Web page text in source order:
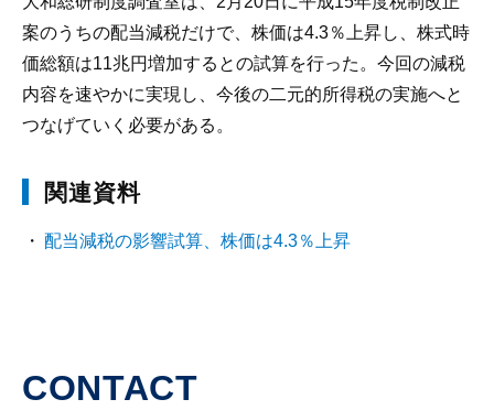
案のうちの配当減税だけで、株価は4.3％上昇し、株式時
価総額は11兆円増加するとの試算を行った。今回の減税
内容を速やかに実現し、今後の二元的所得税の実施へと
つなげていく必要がある。
関連資料
配当減税の影響試算、株価は4.3％上昇
CONTACT